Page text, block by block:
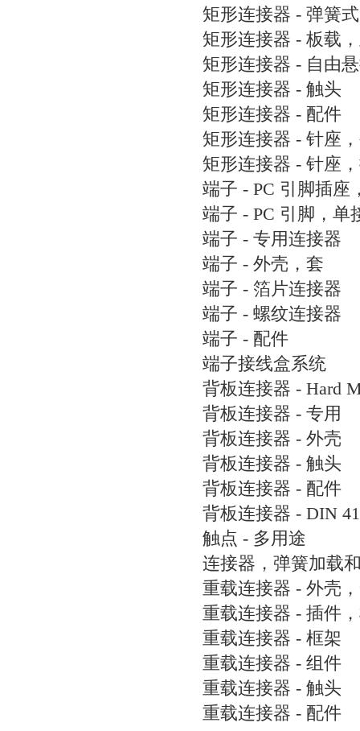
矩形连接器 - 弹簧式
矩形连接器 - 板载
矩形连接器 - 自由
矩形连接器 - 触头
矩形连接器 - 配件
矩形连接器 - 针座
矩形连接器 - 针座
端子 - PC 引脚插座
端子 - PC 引脚，单
端子 - 专用连接器
端子 - 外壳，套
端子 - 箔片连接器
端子 - 螺纹连接器
端子 - 配件
端子接线盒系统
背板连接器 - Hard
背板连接器 - 专用
背板连接器 - 外壳
背板连接器 - 触头
背板连接器 - 配件
背板连接器 - DIN
触点 - 多用途
连接器，弹簧加载
重载连接器 - 外壳
重载连接器 - 插件
重载连接器 - 框架
重载连接器 - 组件
重载连接器 - 触头
重载连接器 - 配件